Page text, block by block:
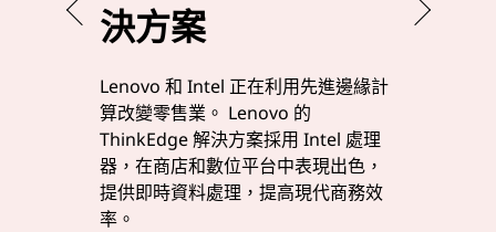
決方案
Lenovo 和 Intel 正在利用先進邊緣計
算改變零售業。 Lenovo 的
ThinkEdge 解決方案採用 Intel 處理
器，在商店和數位平台中表現出色，
提供即時資料處理，提高現代商務效
率。
提